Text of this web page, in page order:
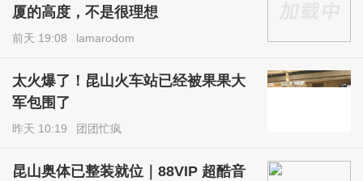
厦的高度，不是很理想
前天 19:08 lamarodom
太火爆了！昆山火车站已经被果果大
军包围了
昨天 10:19 团团忙疯
昆山奥体已整装就位｜88VIP 超酷音